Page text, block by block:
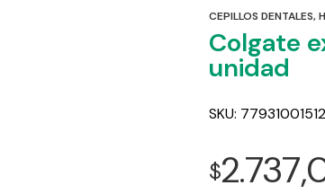
CEPILLOS DENTALES,
Colgate
unidad
SKU:
$